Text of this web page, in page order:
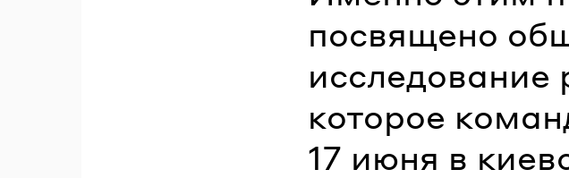
посвящено
которое
17 июня в